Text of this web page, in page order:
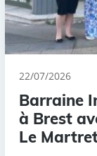
22/07/2026
Barraine
à Brest
Le